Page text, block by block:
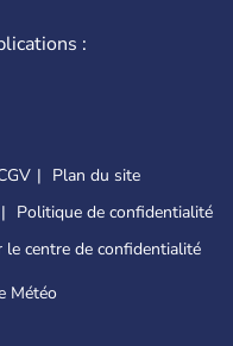
:
Plan du site
Politique de confidentialité
le centre de confidentialité
Météo